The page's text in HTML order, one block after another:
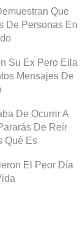
Que
De Personas En
Su Ex Pero Ella
Mensajes De
De Ocurrir A
De Reír
Qué Es
El Peor Día